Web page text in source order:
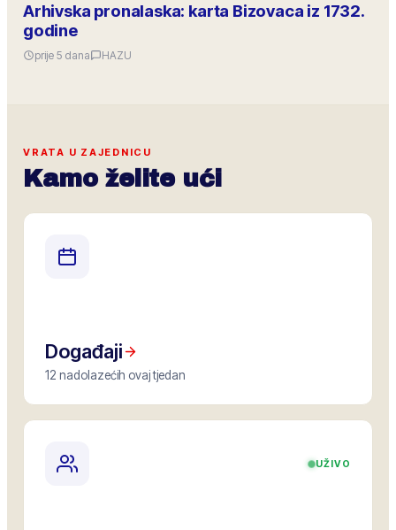
Arhivska pronalaska: karta Bizovaca iz 1732.
godine
prije 5 dana HAZU
VRATA U ZAJEDNICU
Kamo želite ući
Događaji
12 nadolazećih ovaj tjedan
UŽIVO